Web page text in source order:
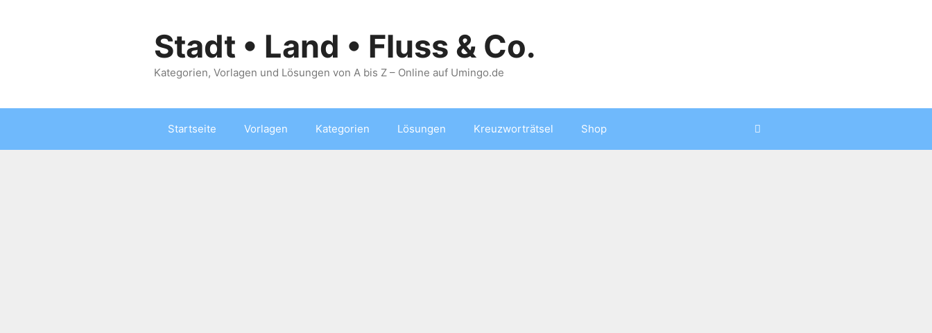
Stadt • Land • Fluss & Co.
Kategorien, Vorlagen und Lösungen von A bis Z – Online auf Umingo.de
Startseite Vorlagen Kategorien Lösungen Kreuzworträtsel Shop